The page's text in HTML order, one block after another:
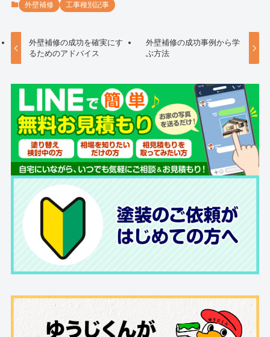
外壁補修 工事種別記事
外壁補修の成功を確実にす
るためのアドバイス
外壁補修の成功事例から学
ぶ方法